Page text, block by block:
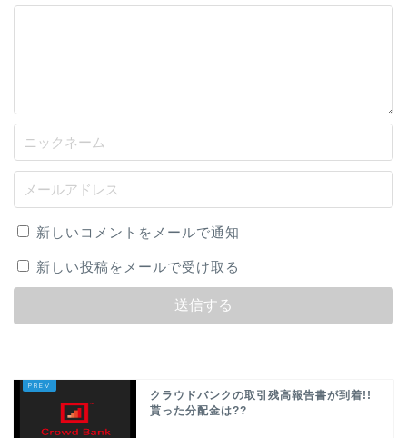
新しいコメントをメールで通知
新しい投稿をメールで受け取る
クラウドバンクの取引残高報告書が到着!!
貰った分配金は??